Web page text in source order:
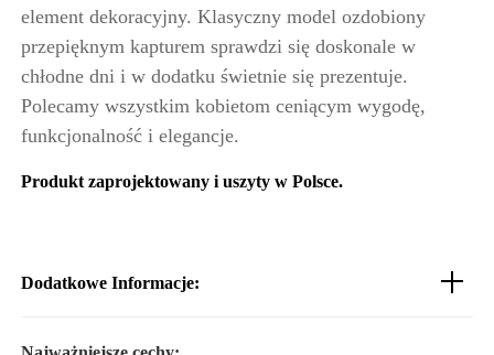
element dekoracyjny. Klasyczny model ozdobiony
przepięknym kapturem sprawdzi się doskonale w
chłodne dni i w dodatku świetnie się prezentuje.
Polecamy wszystkim kobietom ceniącym wygodę,
funkcjonalność i elegancje.
Produkt zaprojektowany i uszyty w Polsce.
Dodatkowe Informacje: